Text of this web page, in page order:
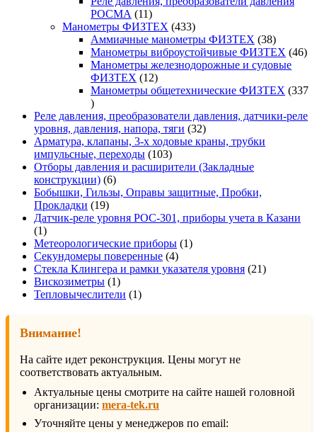
РОСМА
1111
товаров
Манометры ФИЗТЕХ 433433
товара
Аммиачные манометры ФИЗТЕХ 3838
товаров
Манометры виброустойчивые ФИЗТЕХ 4646
Манометры железнодорожные и судовые
ФИЗТЕХ
1212
товаров
Манометры общетехнические ФИЗТЕХ 337
337
товаров
Реле давления, преобразователи давления, датчики-реле
уровня, давления, напора, тяги 3232
товара
Арматура, клапаны, 3-х ходовые краны, трубки
импульсные, переходы 103103
товара
Отборы давления и расширители (Закладные
конструкции) 66
товаров
Бобышки, Гильзы, Оправы защитные, Пробки,
Прокладки
1919
товаров
Датчик-реле уровня РОС-301, приборы учета в Казани
11
товар
Метеорологические приборы 11
Секундомеры поверенные 44
товара
Стекла Клингера и рамки указателя уровня 2121
Вискозиметры 11
товар
Тепловычеслители 11
Внимание!
На сайте идет реконструкция. Цены могут не
соответствовать актуальным.
Актуальные цены смотрите на сайте нашей головной
организации: mera-tek.ru
Уточняйте цены у менеджеров по email: